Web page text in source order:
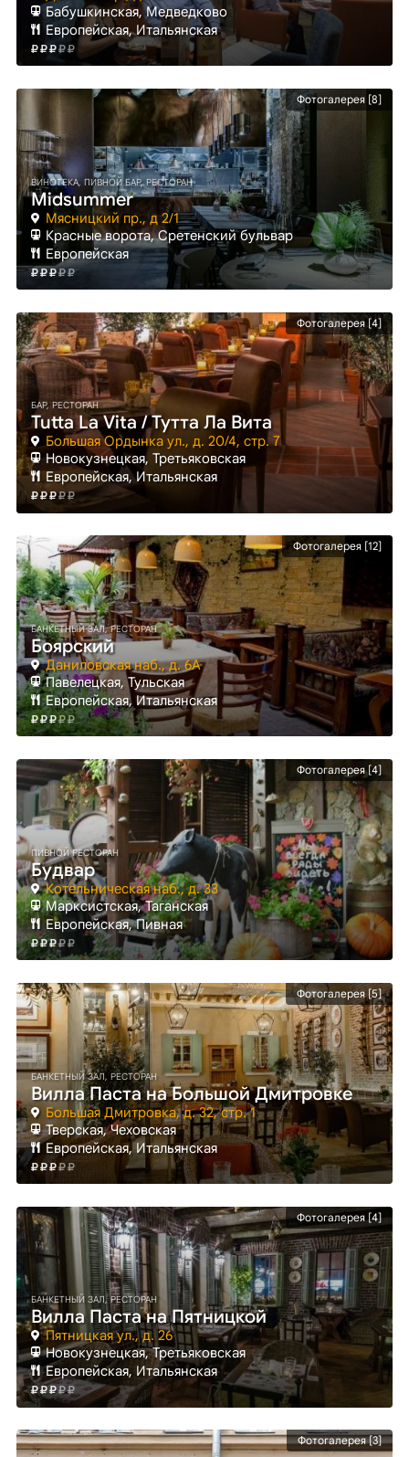
Бабушкинская, Медведково
Европейская, Итальянская
Фотогалерея [8]
ВИНОТЕКА, ПИВНОЙ БАР, РЕСТОРАН
Midsummer
Мясницкий пр., д 2/1
Красные ворота, Сретенский бульвар
Европейская
Фотогалерея [4]
БАР, РЕСТОРАН
Tutta La Vita / Тутта Ла Вита
Большая Ордынка ул., д. 20/4, стр. 7
Новокузнецкая, Третьяковская
Европейская, Итальянская
Фотогалерея [12]
БАНКЕТНЫЙ ЗАЛ, РЕСТОРАН
Боярский
Даниловская наб., д. 6А
Павелецкая, Тульская
Европейская, Итальянская
Фотогалерея [4]
ПИВНОЙ РЕСТОРАН
Будвар
Котельническая наб., д. 33
Марксистская, Таганская
Европейская, Пивная
Фотогалерея [5]
БАНКЕТНЫЙ ЗАЛ, РЕСТОРАН
Вилла Паста на Большой Дмитровке
Большая Дмитровка, д. 32, стр. 1
Тверская, Чеховская
Европейская, Итальянская
Фотогалерея [4]
БАНКЕТНЫЙ ЗАЛ, РЕСТОРАН
Вилла Паста на Пятницкой
Пятницкая ул., д. 26
Новокузнецкая, Третьяковская
Европейская, Итальянская
Фотогалерея [3]